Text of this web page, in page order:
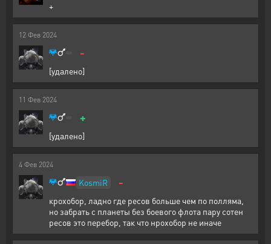
+
12 Фев 2024
-
[удалено]
11 Фев 2024
+
[удалено]
4 Фев 2024
KosmiR -
крохобор, ладно где ресов больше чем по полляма,
но забрать с планеты без боевого флота пару сотен
ресов это перебор, так что нрохобор не иначе